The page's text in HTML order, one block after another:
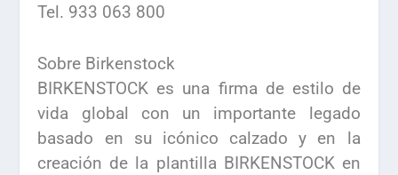
Tel. 933 063 800
Sobre Birkenstock
BIRKENSTOCK es una firma de estilo de
vida global con un importante legado
basado en su icónico calzado y en la
creación de la plantilla BIRKENSTOCK en